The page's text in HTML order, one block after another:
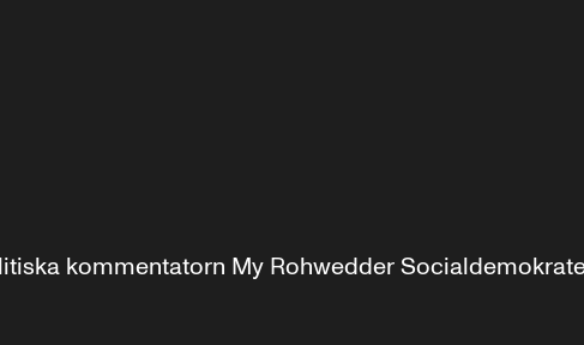
kommentatorn My Rohwedder